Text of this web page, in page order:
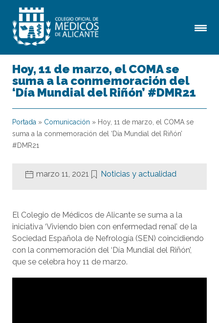
Hoy, 11 de marzo, el COMA se
suma a la conmemoración del
‘Día Mundial del Riñón’ #DMR21
Portada » Comunicación » Hoy, 11 de marzo, el COMA se
suma a la conmemoración del ‘Día Mundial del Riñón’
#DMR21
marzo 11, 2021 Noticias y actualidad
El Colegio de Médicos de Alicante se suma a la
iniciativa ‘Viviendo bien con enfermedad renal’ de la
Sociedad Española de Nefrología (SEN) coincidiendo
con la conmemoración del ‘Día Mundial del Riñón’,
que se celebra hoy 11 de marzo.